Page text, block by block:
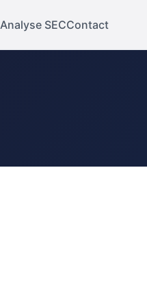
Analyse SECContact